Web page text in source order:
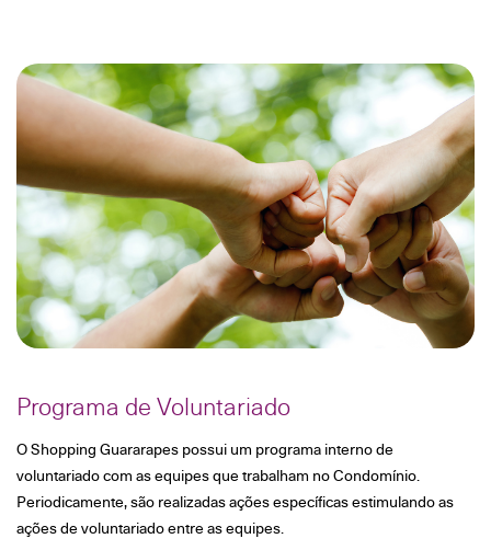
Programa de Voluntariado
O Shopping Guararapes possui um programa interno de
voluntariado com as equipes que trabalham no Condomínio.
Periodicamente, são realizadas ações específicas estimulando as
ações de voluntariado entre as equipes.